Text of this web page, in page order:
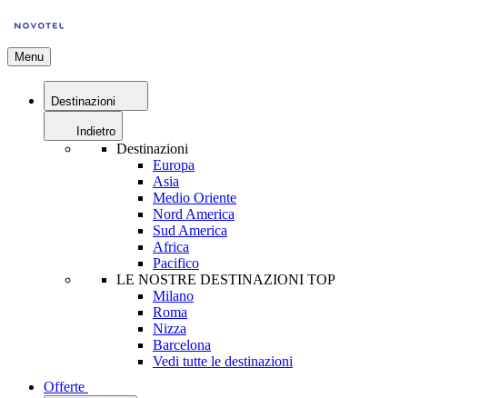
Menu
Destinazioni
Indietro
Destinazioni
Europa
Asia
Medio Oriente
Nord America
Sud America
Africa
Pacifico
LE NOSTRE DESTINAZIONI TOP
Milano
Roma
Nizza
Barcelona
Vedi tutte le destinazioni
Offerte